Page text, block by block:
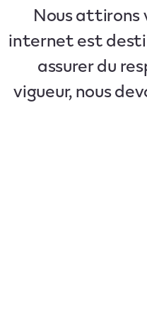
Nous
internet est
assurer du
vigueur, nous